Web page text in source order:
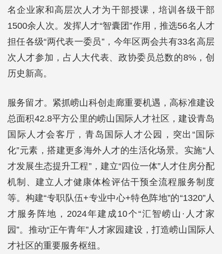
名企业家和高层次人才为干部授课，培训各级干部
1500余人次。发挥人才“智囊团”作用，推选56名人才
担任各级“两代表一委员”，今年区两会共有33名高层
次人才参加，占人大代表、政协委员总数的8%，创
历史新高。
服务留才。紧抓崂山科创走廊重要机遇，高标准建设
总面积42.8平方公里的崂山国际人才社区，建设青岛
国际人才会客厅，青岛国际人才公园，突出“国际
化”元素，搭建更多海外人才的生活化场景。实施“人
才发展生态提升工程”，建立“四位一体”人才住房分配
机制、建立人才健康体检评估干预全流程服务制度
等。构建“专职队伍+专业中心+特色阵地”的“1320”人
才服务阵地，2024年建成10个“汇智崂山·人才家
园”。推动“正午青年”人才家园建设，打造崂山国际人
才社区的重要服务枢纽。